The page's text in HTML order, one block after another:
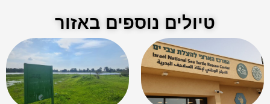
טיולים נוספים באזור